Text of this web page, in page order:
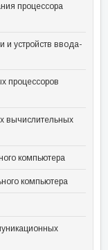
процессора
и устройств ввода-
процессоров
вычислительных
компьютера
компьютера